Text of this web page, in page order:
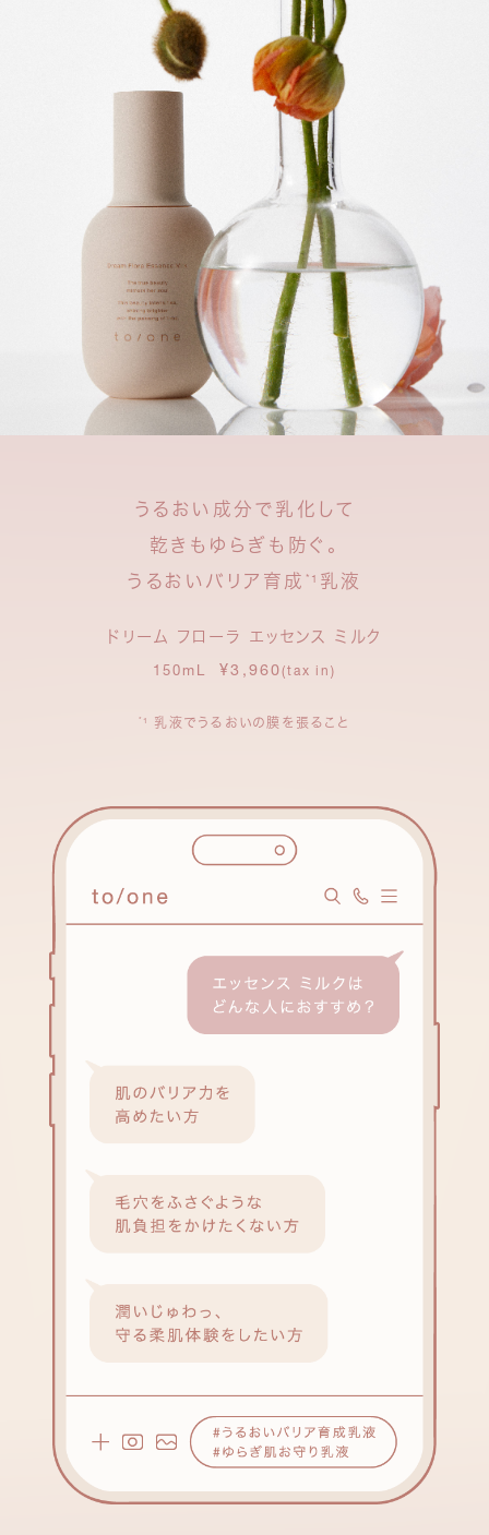
うるおい成分で乳化して
乾きもゆらぎも防ぐ。
うるおいバリア育成 *1 乳液
ドリーム フローラ エッセンス ミルク
150mL ¥3,960(tax in)
*1 乳液でうるおいの膜を張ること